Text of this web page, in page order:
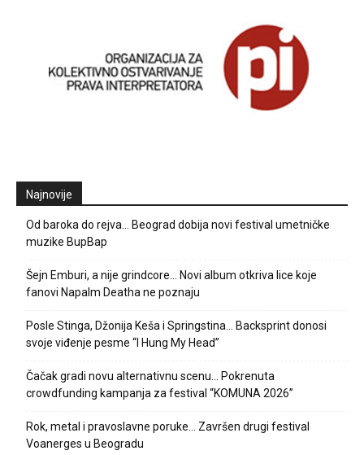
Najnovije
Od baroka do rejva… Beograd dobija novi festival umetničke
muzike BupBap
Šejn Emburi, a nije grindcore… Novi album otkriva lice koje
fanovi Napalm Deatha ne poznaju
Posle Stinga, Džonija Keša i Springstina… Backsprint donosi
svoje viđenje pesme “I Hung My Head”
Čačak gradi novu alternativnu scenu… Pokrenuta
crowdfunding kampanja za festival “KOMUNA 2026”
Rok, metal i pravoslavne poruke… Završen drugi festival
Voanerges u Beogradu